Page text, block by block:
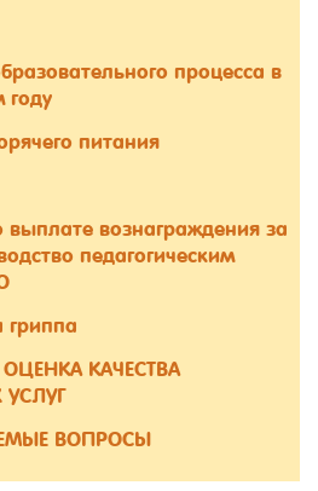
процесса в
году
питания
вознаграждения за
педагогическим
гриппа
КАЧЕСТВА
ВОПРОСЫ